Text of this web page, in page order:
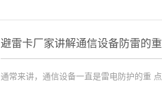
避雷卡厂家讲解通信设备防雷的
通常来讲，通信设备一直是雷电防护的重